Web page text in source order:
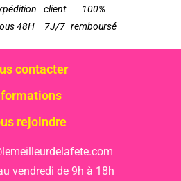
48H
client
7J/7
100%
remboursé
contacter
rejoindre
vendredi de 9h à 18h